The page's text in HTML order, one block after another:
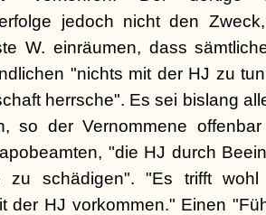
jedoch nicht den
W. einräumen, dass
"nichts mit der HJ zu
herrsche". Es sei bislang
so der Vernommene
"die HJ durch
zu schädigen". "Es trifft
der HJ vorkommen." Einen